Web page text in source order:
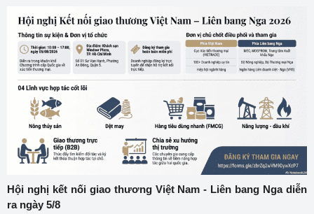
Hội nghị kết nối giao thương Việt Nam - Liên bang Nga diễn
ra ngày 5/8